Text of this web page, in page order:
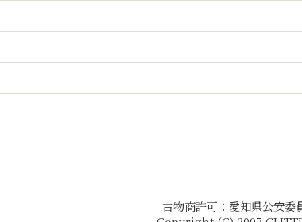
古物商許可：愛知県公安